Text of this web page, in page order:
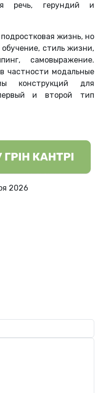
речь, герундий и
жизнь, но
стиль жизни,
самовыражение.
частности модальные
конструкций для
и второй тип
2026